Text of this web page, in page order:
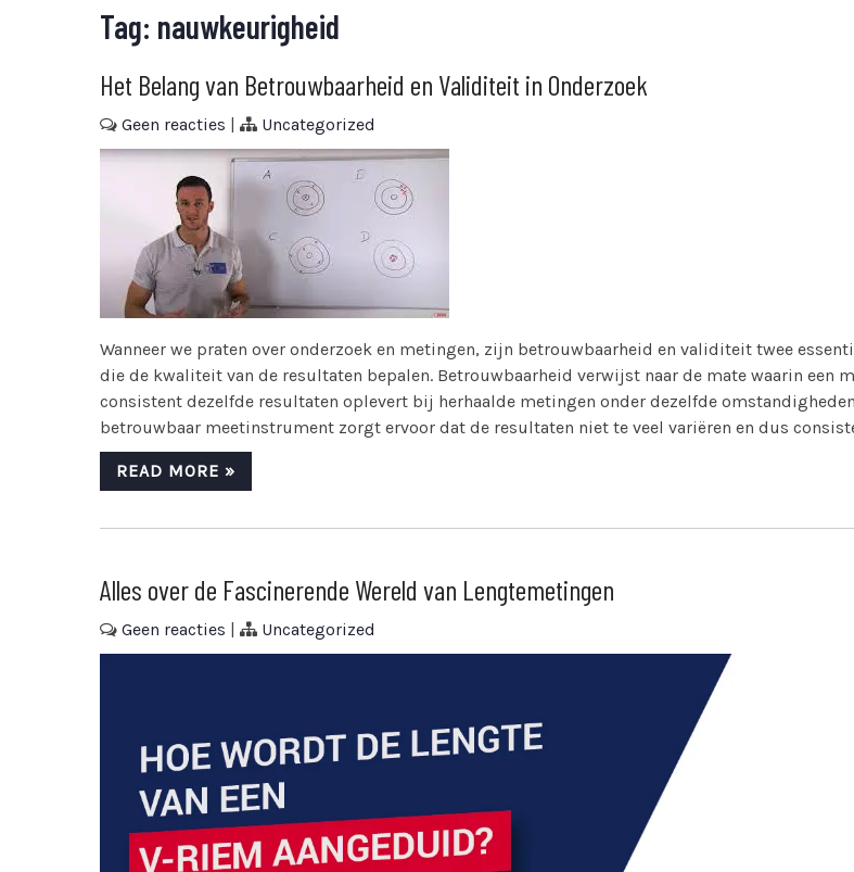
Tag: nauwkeurigheid
Het Belang van Betrouwbaarheid en Validiteit in Onderzoek
Geen reacties | Uncategorized
Wanneer we praten over onderzoek en metingen, zijn betrouwbaarheid en validiteit twee
die de kwaliteit van de resultaten bepalen. Betrouwbaarheid verwijst naar de mate waarin een
consistent dezelfde resultaten oplevert bij herhaalde metingen onder dezelfde
betrouwbaar meetinstrument zorgt ervoor dat de resultaten niet te veel variëren en dus
READ MORE »
Alles over de Fascinerende Wereld van Lengtemetingen
Geen reacties | Uncategorized